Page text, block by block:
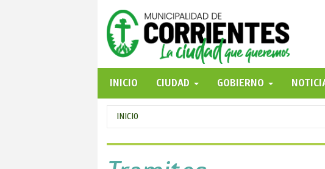
INICIO
CIUDAD GOBIERNO
Se
encuentra
INICIO